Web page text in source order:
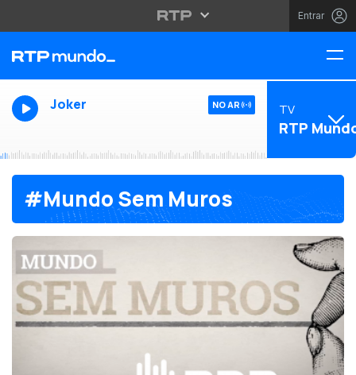
Entrar
Joker NO AR TV
RTP
#Mundo Sem Muros